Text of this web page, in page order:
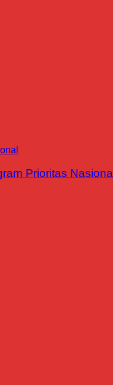
Prioritas Nasional